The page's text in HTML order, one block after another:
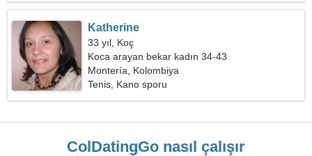
Katherine
33 yıl, Koç
Koca arayan bekar kadın 34-43
Montería, Kolombiya
Tenis, Kano sporu
ColDatingGo nasıl çalışır